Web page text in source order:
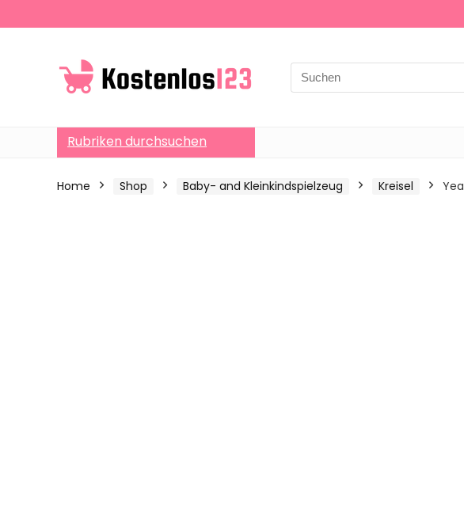
Search
for:
Rubriken durchsuchen
Home Shop Baby- and Kleinkindspielzeug Kreisel